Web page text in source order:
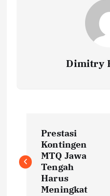
Dimitry
o
s
Prestasi
Kontingen
MTQ Jawa
Tengah
Harus
Meningkat